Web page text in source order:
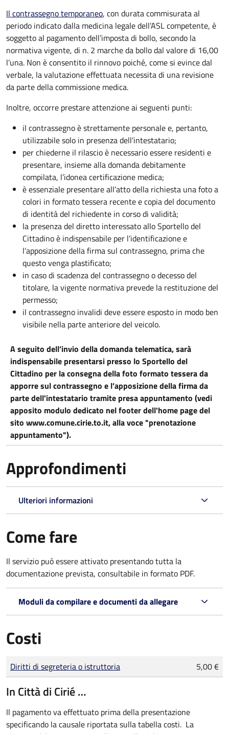
Il contrassegno temporaneo, con durata commisurata al
periodo indicato dalla medicina legale dell’ASL competente, è
soggetto al pagamento dell’imposta di bollo, secondo la
normativa vigente, di n. 2 marche da bollo dal valore di 16,00
l’una. Non è consentito il rinnovo poiché, come si evince dal
verbale, la valutazione effettuata necessita di una revisione
da parte della commissione medica.
Inoltre, occorre prestare attenzione ai seguenti punti:
il contrassegno è strettamente personale e, pertanto,
utilizzabile solo in presenza dell’intestatario;
per chiederne il rilascio è necessario essere residenti e
presentare, insieme alla domanda debitamente
compilata, l’idonea certificazione medica;
è essenziale presentare all’atto della richiesta una foto a
colori in formato tessera recente e copia del documento
di identità del richiedente in corso di validità;
la presenza del diretto interessato allo Sportello del
Cittadino è indispensabile per l’identificazione e
l’apposizione della firma sul contrassegno, prima che
questo venga plastificato;
in caso di scadenza del contrassegno o decesso del
titolare, la vigente normativa prevede la restituzione del
permesso;
il contrassegno invalidi deve essere esposto in modo ben
visibile nella parte anteriore del veicolo.
A seguito dell’invio della domanda telematica, sarà
indispensabile presentarsi presso lo Sportello del
Cittadino per la consegna della foto formato tessera da
apporre sul contrassegno e l’apposizione della firma da
parte dell'intestatario tramite presa appuntamento (vedi
apposito modulo dedicato nel footer dell'home page del
sito www.comune.cirie.to.it, alla voce "prenotazione
appuntamento").
Approfondimenti
Ulteriori informazioni
Come fare
Il servizio può essere attivato presentando tutta la
documentazione prevista, consultabile in formato PDF.
Moduli da compilare e documenti da allegare
Costi
Tipo di pagamento
Importo
Diritti di segreteria o istruttoria 5,00 €
In Città di Cirié …
Il pagamento va effettuato prima della presentazione
specificando la causale riportata sulla tabella costi. La